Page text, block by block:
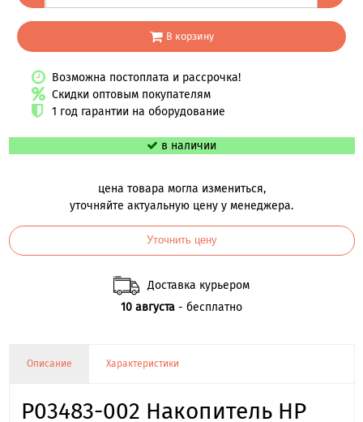
В корзину
Возможна постоплата и рассрочка!
Скидки оптовым покупателям
1 год гарантии на оборудование
в наличии
цена товара могла измениться,
уточняйте актуальную цену у менеджера.
Уточнить цену
Доставка курьером
10 августа - бесплатно
Описание Характеристики
P03483-002 Накопитель HP